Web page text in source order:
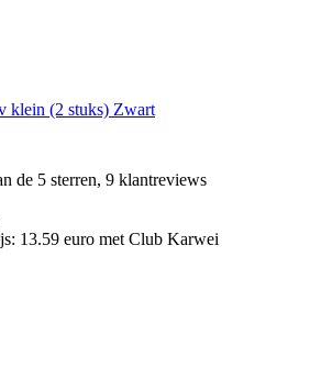
klein (2 stuks) Zwart
de 5 sterren, 9 klantreviews
13.59 euro met Club Karwei